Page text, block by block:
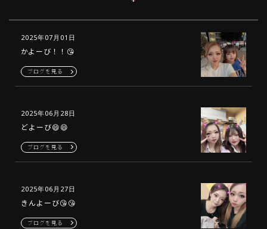
2025年07月01日
かよーび！！😘
ブログを見る
2025年06月28日
どよーび😄😄
ブログを見る
2025年06月27日
きんよーび😘😘
ブログを見る